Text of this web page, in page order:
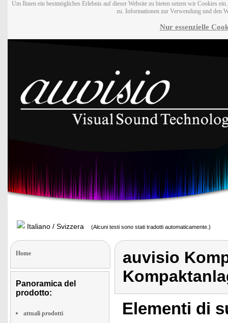
Um Ihnen ein bestmögliches Erlebnis auf dieser Website zu bieten setzen wir Cookies
zu. Informationen zur Verwendung und den
Nur essenzielle
Italiano / Svizzera (Alcuni testi sono stati tradotti automaticamente.)
Home
Panoramica del
prodotto:
attuali prodotti
auvisio
Elementi di